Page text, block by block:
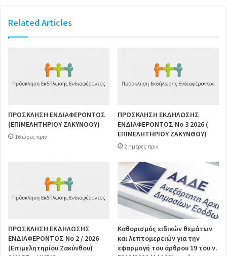
Related Articles
ΠΡΟΣΚΛΗΣΗ ΕΝΔΙΑΦΕΡΟΝΤΟΣ
(ΕΠΙΜΕΛΗΤΗΡΙΟΥ ΖΑΚΥΝΘΟΥ)
16 ώρες πριν
ΠΡΟΣΚΛΗΣΗ ΕΚΔΗΛΩΣΗΣ
ΕΝΔΙΑΦΕΡΟΝΤΟΣ Νο 3 2026 (
ΕΠΙΜΕΛΗΤΗΡΙΟΥ ΖΑΚΥΝΘΟΥ)
2 ημέρες πριν
ΠΡΟΣΚΛΗΣΗ ΕΚΔΗΛΩΣΗΣ
ΕΝΔΙΑΦΕΡΟΝΤΟΣ Νο 2 / 2026
(Επιμελητηρίου Ζακύνθου)
Καθορισμός ειδικών θεμάτων
και λεπτομερειών για την
εφαρμογή του άρθρου 19 του ν.